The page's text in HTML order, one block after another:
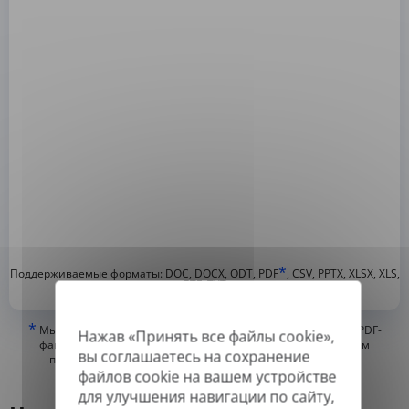
Нажав «Принять все файлы cookie»,
вы соглашаетесь на сохранение
файлов cookie на вашем устройстве
для улучшения навигации по сайту,
Поддерживаемые форматы: DOC, DOCX, ODT, PDF*, CSV, PPTX, XLSX, XLS,
RTF, TXT
* Мы можем переводить только «истинные» или цифровые PDF-
файлы, а также файлы с возможностью поиска, но не можем
переводить PDF-файлы, состоящие из изображений, или
отсканированные PDF.